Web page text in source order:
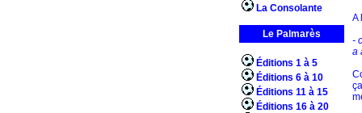
La Consolante
Le Palmarès
Éditions 1 à 5
Éditions 6 à 10
Éditions 11 à 15
Éditions 16 à 20
A
-
a